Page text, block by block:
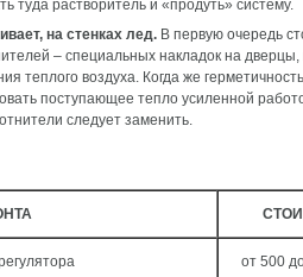
туда растворитель и «продуть» систему.
на стенках лед. В первую очередь
– специальных накладок на дверцы,
теплого воздуха. Когда же
поступающее тепло усиленной
следует заменить.
от 500